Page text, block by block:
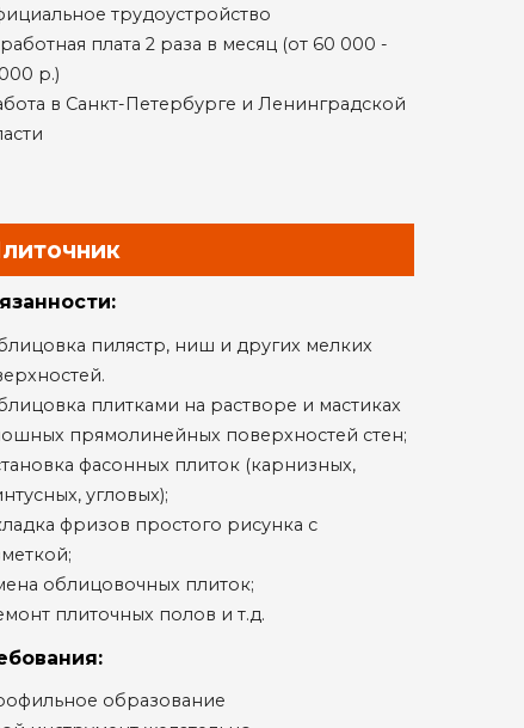
трудоустройство
плата 2 раза в месяц (от 60 000 -
р.)
в Санкт-Петербурге и Ленинградской
пилястр, ниш и других мелких
плитками на растворе и мастиках
прямолинейных поверхностей стен;
фасонных плиток (карнизных,
угловых);
фризов простого рисунка с
облицовочных плиток;
плиточных полов и т.д.
образование